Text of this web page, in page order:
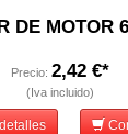
DE MOTOR
Precio: 2,42 €*
(Iva incluido)